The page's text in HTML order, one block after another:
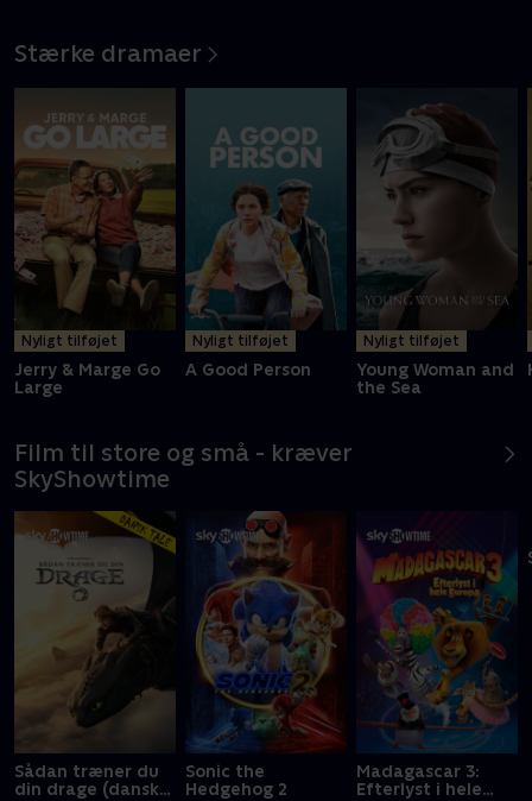
Stærke dramaer
Nyligt tilføjet
Jerry & Marge Go
Large
Nyligt tilføjet
A Good Person
Nyligt tilføjet
Young Woman and
the Sea
Film til store og små - kræver
SkyShowtime
Sådan træner du
din drage (dansk
Sonic the
Hedgehog 2
Madagascar 3:
Efterlyst i hele